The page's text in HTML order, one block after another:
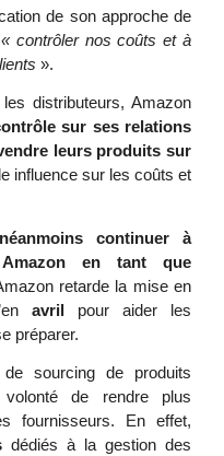
de son approche de
contrôler nos coûts et à
».
distributeurs, Amazon
sur ses relations
leurs produits sur
influence sur les coûts et
continuer à
en tant que
retarde la mise en
avril pour aider les
préparer.
de sourcing de produits
dédiés à la gestion des